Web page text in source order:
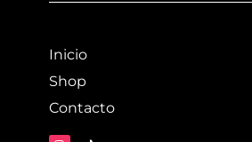
Inicio
Shop
Contacto